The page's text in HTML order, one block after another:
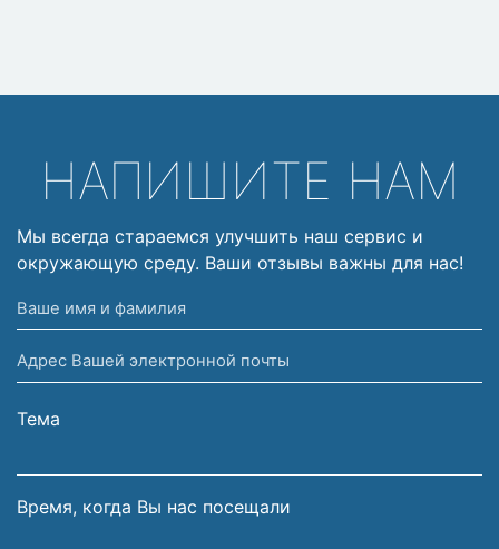
НАПИШИТЕ НАМ
Мы всегда стараемся улучшить наш сервис и
окружающую среду. Ваши отзывы важны для нас!
Ваше
имя
и
фамилия
Адрес
Вашей
электронной
Тема
Время, когда Вы нас посещали